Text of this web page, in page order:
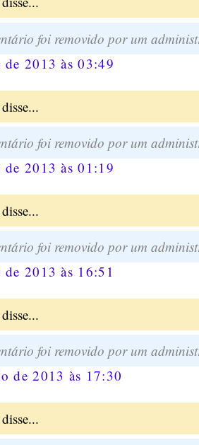
foi removido por um
de 2013 às 03:49
foi removido por um
de 2013 às 01:19
foi removido por um
2013 às 16:51
foi removido por um
de 2013 às 17:30